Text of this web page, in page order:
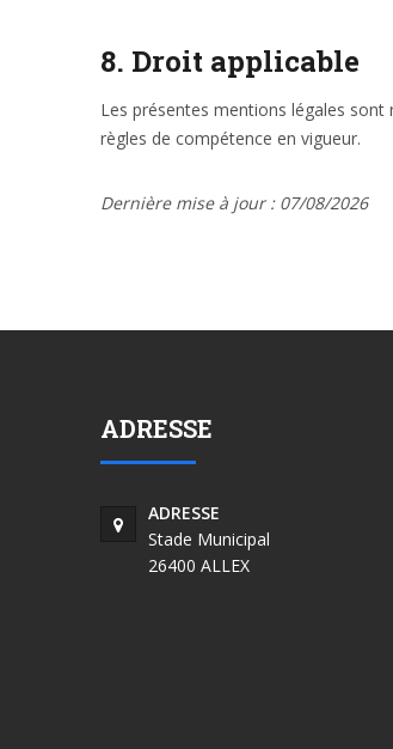
8. Droit applicable
Les présentes mentions légales
règles de compétence en vigueur.
Dernière mise à jour : 07/08/2026
ADRESSE
ADRESSE
Stade Municipal
26400 ALLEX